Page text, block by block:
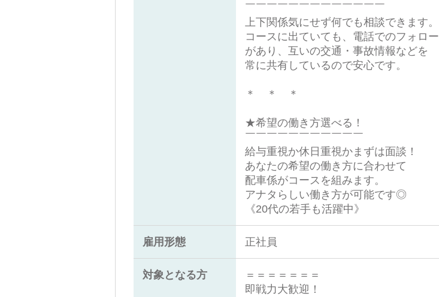
￣￣￣￣￣￣￣￣￣￣￣￣￣
上下関係気にせず何でも相談できます。
コースに出ていても、電話でのフォロー
があり、互いの交通・事故情報などを
常に共有しているので安心です。
＊ ＊ ＊
★希望の働き方選べる！
￣￣￣￣￣￣￣￣￣￣￣
給与重視か休日重視かまずは面談！
あなたの希望の働き方に合わせて
配車係がコースを組みます。
アナタらしい働き方が可能です◎
《20代の若手も活躍中》
雇用形態 正社員
対象となる方
＝＝＝＝＝＝＝
即戦力大歓迎！